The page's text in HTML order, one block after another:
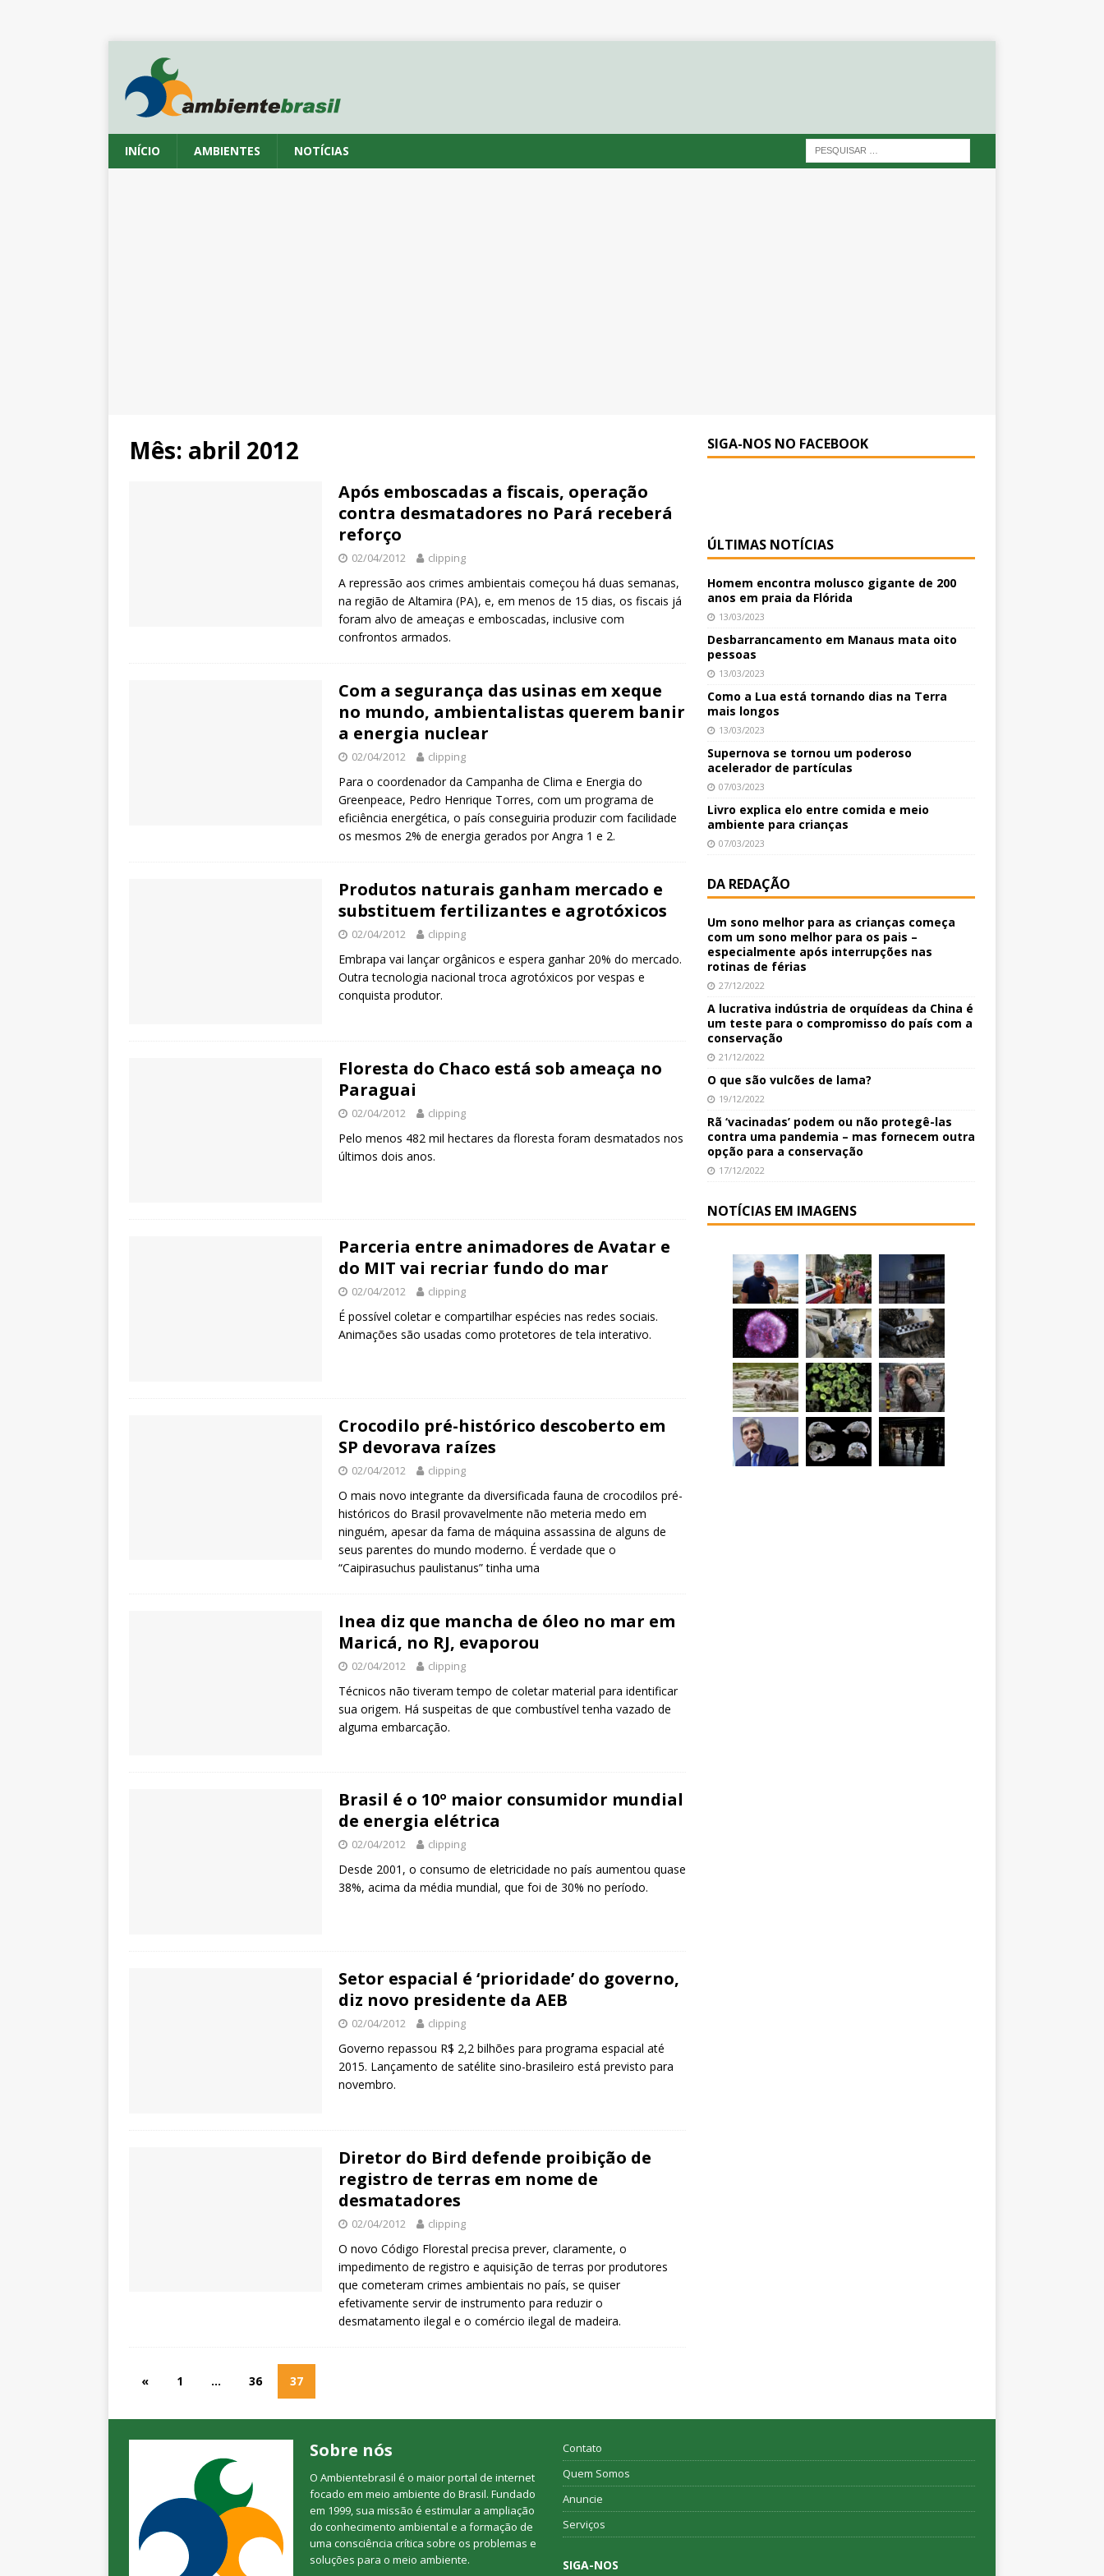
INÍCIO AMBIENTES NOTÍCIAS
Mês: abril 2012
Após emboscadas a fiscais, operação
contra desmatadores no Pará receberá
reforço
02/04/2012 clipping
A repressão aos crimes ambientais começou há duas semanas,
na região de Altamira (PA), e, em menos de 15 dias, os fiscais já
foram alvo de ameaças e emboscadas, inclusive com
confrontos armados.
Com a segurança das usinas em xeque
no mundo, ambientalistas querem banir
a energia nuclear
02/04/2012 clipping
Para o coordenador da Campanha de Clima e Energia do
Greenpeace, Pedro Henrique Torres, com um programa de
eficiência energética, o país conseguiria produzir com facilidade
os mesmos 2% de energia gerados por Angra 1 e 2.
Produtos naturais ganham mercado e
substituem fertilizantes e agrotóxicos
02/04/2012 clipping
Embrapa vai lançar orgânicos e espera ganhar 20% do mercado.
Outra tecnologia nacional troca agrotóxicos por vespas e
conquista produtor.
Floresta do Chaco está sob ameaça no
Paraguai
02/04/2012 clipping
Pelo menos 482 mil hectares da floresta foram desmatados nos
últimos dois anos.
Parceria entre animadores de Avatar e
do MIT vai recriar fundo do mar
02/04/2012 clipping
É possível coletar e compartilhar espécies nas redes sociais.
Animações são usadas como protetores de tela interativo.
Crocodilo pré-histórico descoberto em
SP devorava raízes
02/04/2012 clipping
O mais novo integrante da diversificada fauna de crocodilos pré-
históricos do Brasil provavelmente não meteria medo em
ninguém, apesar da fama de máquina assassina de alguns de
seus parentes do mundo moderno. É verdade que o
“Caipirasuchus paulistanus” tinha uma
Inea diz que mancha de óleo no mar em
Maricá, no RJ, evaporou
02/04/2012 clipping
Técnicos não tiveram tempo de coletar material para identificar
sua origem. Há suspeitas de que combustível tenha vazado de
alguma embarcação.
Brasil é o 10º maior consumidor mundial
de energia elétrica
02/04/2012 clipping
Desde 2001, o consumo de eletricidade no país aumentou quase
38%, acima da média mundial, que foi de 30% no período.
Setor espacial é ‘prioridade’ do governo,
diz novo presidente da AEB
02/04/2012 clipping
Governo repassou R$ 2,2 bilhões para programa espacial até
2015. Lançamento de satélite sino-brasileiro está previsto para
novembro.
Diretor do Bird defende proibição de
registro de terras em nome de
desmatadores
02/04/2012 clipping
O novo Código Florestal precisa prever, claramente, o
impedimento de registro e aquisição de terras por produtores
que cometeram crimes ambientais no país, se quiser
efetivamente servir de instrumento para reduzir o
desmatamento ilegal e o comércio ilegal de madeira.
« 1 … 36 37
SIGA-NOS NO FACEBOOK
ÚLTIMAS NOTÍCIAS
Homem encontra molusco gigante de 200
anos em praia da Flórida
13/03/2023
Desbarrancamento em Manaus mata oito
pessoas
13/03/2023
Como a Lua está tornando dias na Terra
mais longos
13/03/2023
Supernova se tornou um poderoso
acelerador de partículas
07/03/2023
Livro explica elo entre comida e meio
ambiente para crianças
07/03/2023
DA REDAÇÃO
Um sono melhor para as crianças começa
com um sono melhor para os pais –
especialmente após interrupções nas
rotinas de férias
27/12/2022
A lucrativa indústria de orquídeas da China é
um teste para o compromisso do país com a
conservação
21/12/2022
O que são vulcões de lama?
19/12/2022
Rã ‘vacinadas’ podem ou não protegê-las
contra uma pandemia – mas fornecem outra
opção para a conservação
17/12/2022
NOTÍCIAS EM IMAGENS
Sobre nós
O Ambientebrasil é o maior portal de internet
focado em meio ambiente do Brasil. Fundado
em 1999, sua missão é estimular a ampliação
do conhecimento ambiental e a formação de
uma consciência crítica sobre os problemas e
soluções para o meio ambiente.
Contato
Quem Somos
Anuncie
Serviços
SIGA-NOS